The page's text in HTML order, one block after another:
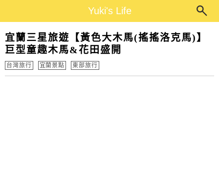
Yuki's Life
宜蘭三星旅遊【黃色大木馬(搖搖洛克馬)】
巨型童趣木馬&花田盛開
台灣旅行 宜蘭景點 東部旅行